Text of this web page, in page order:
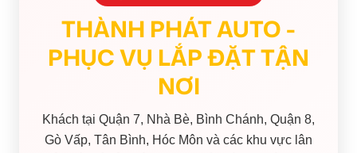
THÀNH PHÁT AUTO -
PHỤC VỤ LẮP ĐẶT TẬN
NƠI
Khách tại Quận 7, Nhà Bè, Bình Chánh, Quận 8,
Gò Vấp, Tân Bình, Hóc Môn và các khu vực lân